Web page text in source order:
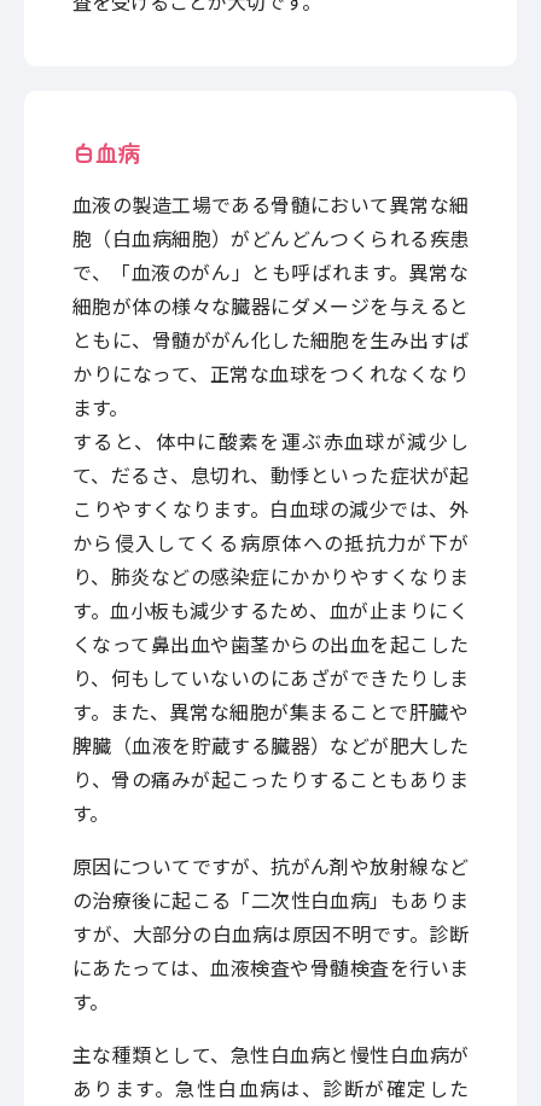
白血病
血液の製造工場である骨髄において異常な細
胞（白血病細胞）がどんどんつくられる疾患
で、「血液のがん」とも呼ばれます。異常な
細胞が体の様々な臓器にダメージを与えると
ともに、骨髄ががん化した細胞を生み出すば
かりになって、正常な血球をつくれなくなり
ます。
すると、体中に酸素を運ぶ赤血球が減少し
て、だるさ、息切れ、動悸といった症状が起
こりやすくなります。白血球の減少では、外
から侵入してくる病原体への抵抗力が下が
り、肺炎などの感染症にかかりやすくなりま
す。血小板も減少するため、血が止まりにく
くなって鼻出血や歯茎からの出血を起こした
り、何もしていないのにあざができたりしま
す。また、異常な細胞が集まることで肝臓や
脾臓（血液を貯蔵する臓器）などが肥大した
り、骨の痛みが起こったりすることもありま
す。
原因についてですが、抗がん剤や放射線など
の治療後に起こる「二次性白血病」もありま
すが、大部分の白血病は原因不明です。診断
にあたっては、血液検査や骨髄検査を行いま
す。
主な種類として、急性白血病と慢性白血病が
あります。急性白血病は、診断が確定した